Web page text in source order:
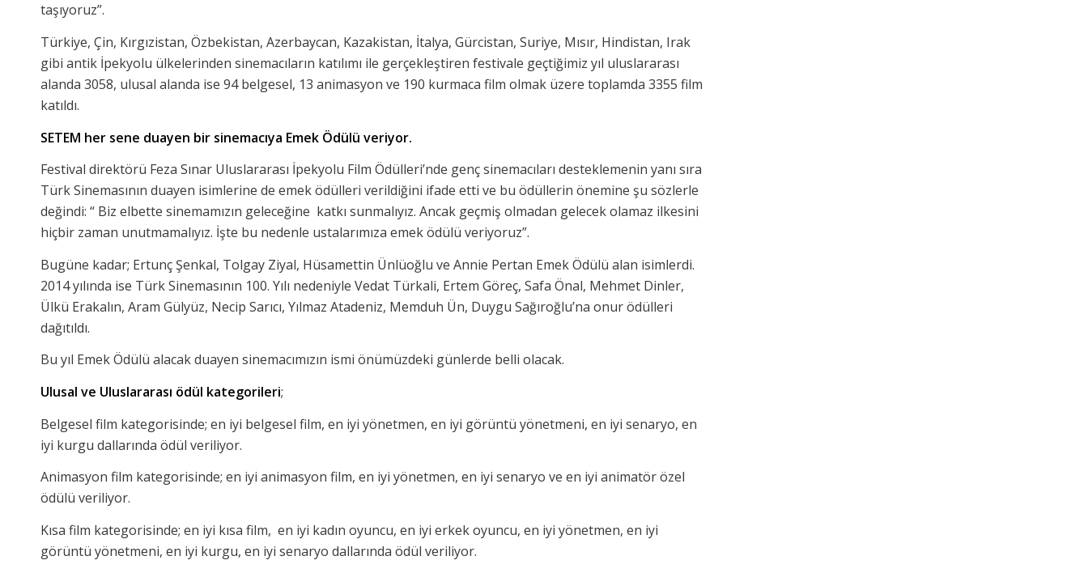
taşıyoruz”.
Türkiye, Çin, Kırgızistan, Özbekistan, Azerbaycan, Kazakistan, İtalya, Gürcistan, Suriye, Mısır, Hindistan, Irak
gibi antik İpekyolu ülkelerinden sinemacıların katılımı ile gerçekleştiren festivale geçtiğimiz yıl uluslararası
alanda 3058, ulusal alanda ise 94 belgesel, 13 animasyon ve 190 kurmaca film olmak üzere toplamda 3355 film
katıldı.
SETEM her sene duayen bir sinemacıya Emek Ödülü veriyor.
Festival direktörü Feza Sınar Uluslararası İpekyolu Film Ödülleri’nde genç sinemacıları desteklemenin yanı sıra
Türk Sinemasının duayen isimlerine de emek ödülleri verildiğini ifade etti ve bu ödüllerin önemine şu sözlerle
değindi: “ Biz elbette sinemamızın geleceğine katkı sunmalıyız. Ancak geçmiş olmadan gelecek olamaz ilkesini
hiçbir zaman unutmamalıyız. İşte bu nedenle ustalarımıza emek ödülü veriyoruz”.
Bugüne kadar; Ertunç Şenkal, Tolgay Ziyal, Hüsamettin Ünlüoğlu ve Annie Pertan Emek Ödülü alan isimlerdi.
2014 yılında ise Türk Sinemasının 100. Yılı nedeniyle Vedat Türkali, Ertem Göreç, Safa Önal, Mehmet Dinler,
Ülkü Erakalın, Aram Gülyüz, Necip Sarıcı, Yılmaz Atadeniz, Memduh Ün, Duygu Sağıroğlu’na onur ödülleri
dağıtıldı.
Bu yıl Emek Ödülü alacak duayen sinemacımızın ismi önümüzdeki günlerde belli olacak.
Ulusal ve Uluslararası ödül kategorileri;
Belgesel film kategorisinde; en iyi belgesel film, en iyi yönetmen, en iyi görüntü yönetmeni, en iyi senaryo, en
iyi kurgu dallarında ödül veriliyor.
Animasyon film kategorisinde; en iyi animasyon film, en iyi yönetmen, en iyi senaryo ve en iyi animatör özel
ödülü veriliyor.
Kısa film kategorisinde; en iyi kısa film, en iyi kadın oyuncu, en iyi erkek oyuncu, en iyi yönetmen, en iyi
görüntü yönetmeni, en iyi kurgu, en iyi senaryo dallarında ödül veriliyor.